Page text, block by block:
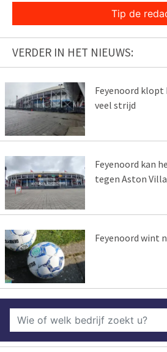
Tip de
VERDER IN HET NIEUWS:
Feyenoord klopt
veel strijd
Feyenoord kan
tegen Aston Villa
Feyenoord wint